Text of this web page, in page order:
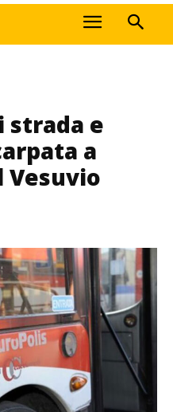
strada e
a